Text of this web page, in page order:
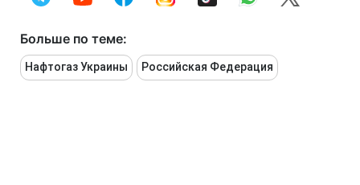
Больше по теме:
Нафтогаз Украины Российская Федерация